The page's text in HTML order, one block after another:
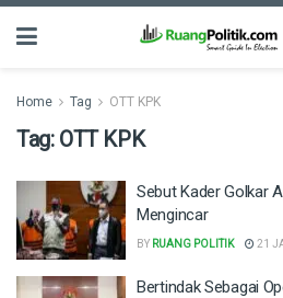
Home Tag OTT KPK
Tag: OTT KPK
Sebut Kader Golkar
Mengincar
BY RUANG POLITIK 21
Bertindak Sebagai